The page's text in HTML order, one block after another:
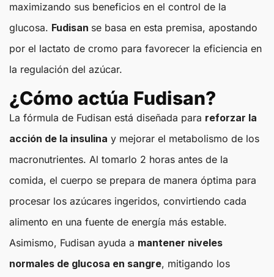
maximizando sus beneficios en el control de la
glucosa. Fudisan se basa en esta premisa, apostando
por el lactato de cromo para favorecer la eficiencia en
la regulación del azúcar.
¿Cómo actúa Fudisan?
La fórmula de Fudisan está diseñada para reforzar la
acción de la insulina y mejorar el metabolismo de los
macronutrientes. Al tomarlo 2 horas antes de la
comida, el cuerpo se prepara de manera óptima para
procesar los azúcares ingeridos, convirtiendo cada
alimento en una fuente de energía más estable.
Asimismo, Fudisan ayuda a mantener niveles
normales de glucosa en sangre, mitigando los